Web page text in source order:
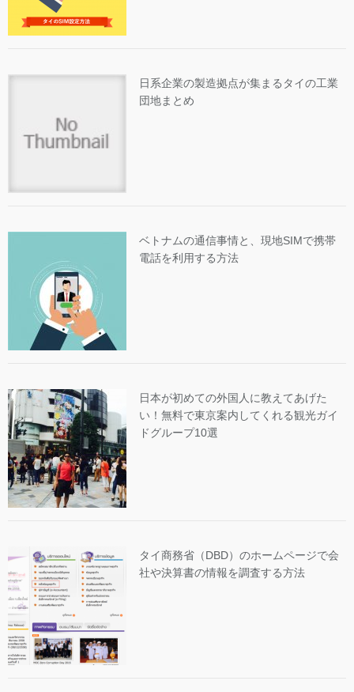
日系企業の製造拠点が集まるタイの工業
団地まとめ
ベトナムの通信事情と、現地SIMで携帯
電話を利用する方法
日本が初めての外国人に教えてあげた
い！無料で東京案内してくれる観光ガイ
ドグループ10選
タイ商務省（DBD）のホームページで会
社や決算書の情報を調査する方法